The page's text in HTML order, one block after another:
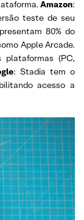
Amazon:
teste de seu
80% do
Apple Arcade.
(PC,
: Stadia tem o
acesso a